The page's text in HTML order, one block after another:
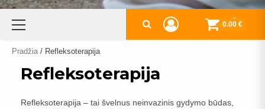
Primary
0
0.00 €
Pradžia / Refleksoterapija
Refleksoterapija
Refleksoterapija – tai švelnus neinvazinis gydymo būdas,